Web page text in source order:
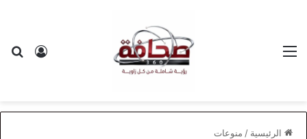
الرئيسية / منوعات